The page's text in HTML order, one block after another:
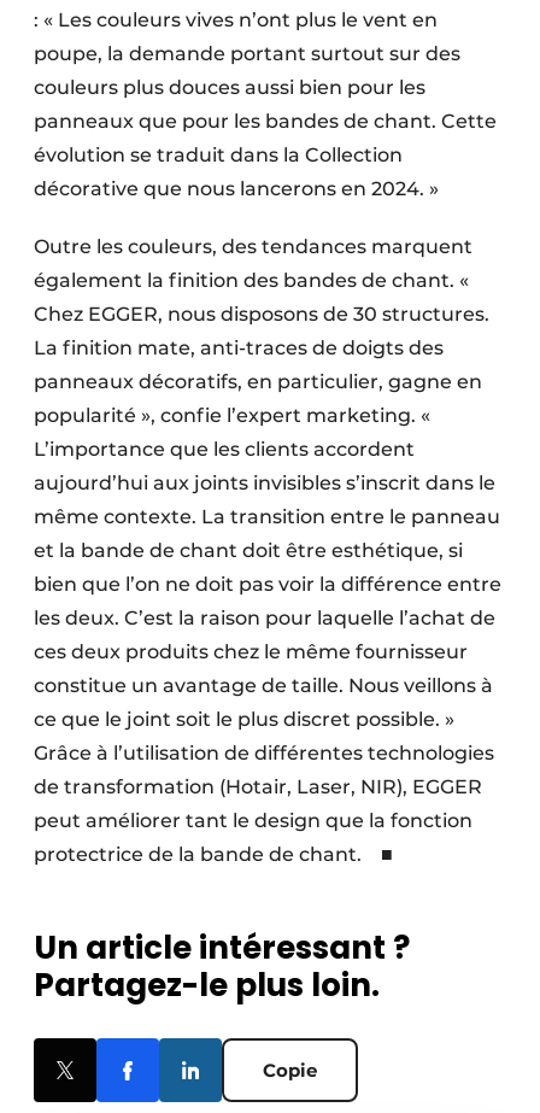
: « Les couleurs vives n’ont plus le vent en
poupe, la demande portant surtout sur des
couleurs plus douces aussi bien pour les
panneaux que pour les bandes de chant. Cette
évolution se traduit dans la Collection
décorative que nous lancerons en 2024. »
Outre les couleurs, des tendances marquent
également la finition des bandes de chant. «
Chez EGGER, nous disposons de 30 structures.
La finition mate, anti-traces de doigts des
panneaux décoratifs, en particulier, gagne en
popularité », confie l’expert marketing. «
L’importance que les clients accordent
aujourd’hui aux joints invisibles s’inscrit dans le
même contexte. La transition entre le panneau
et la bande de chant doit être esthétique, si
bien que l’on ne doit pas voir la différence entre
les deux. C’est la raison pour laquelle l’achat de
ces deux produits chez le même fournisseur
constitue un avantage de taille. Nous veillons à
ce que le joint soit le plus discret possible. »
Grâce à l’utilisation de différentes technologies
de transformation (Hotair, Laser, NIR), EGGER
peut améliorer tant le design que la fonction
protectrice de la bande de chant. ■
Un article intéressant ?
Partagez-le plus loin.
Copie